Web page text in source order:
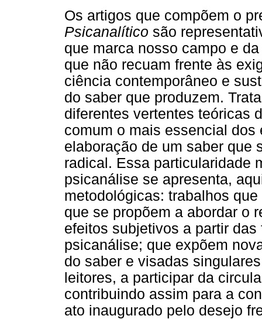
Os artigos que compõem o
Psicanalítico são
que marca nosso campo e
que não recuam frente às
ciência contemporâneo e
do saber que produzem.
diferentes vertentes teóricas
comum o mais essencial
elaboração de um saber
radical. Essa particularidade
psicanálise se apresenta,
metodológicas: trabalhos
que se propõem a abordar o
efeitos subjetivos a partir
psicanálise; que expõem
do saber e visadas
leitores, a participar da
contribuindo assim para a
ato inaugurado pelo desejo